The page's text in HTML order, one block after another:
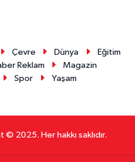
Çevre Dünya
Eğitim
Reklam
Magazin
Spor Yaşam
© 2025. Her hakkı saklıdır.